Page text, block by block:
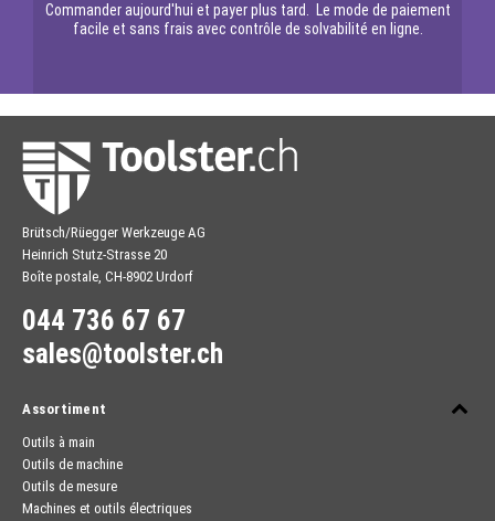
Commander aujourd'hui et payer plus tard. Le mode de paiement
facile et sans frais avec contrôle de solvabilité en ligne.
Brütsch/Rüegger Werkzeuge AG
Heinrich Stutz-Strasse 20
Boîte postale, CH-8902 Urdorf
044 736 67 67
sales@toolster.ch
Assortiment
Outils à main
Outils de machine
Outils de mesure
Machines et outils électriques